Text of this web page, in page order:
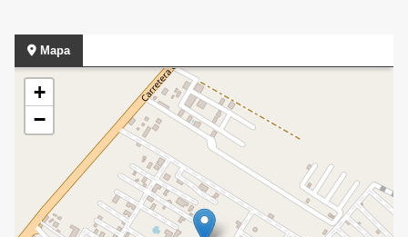
Mapa
+
−